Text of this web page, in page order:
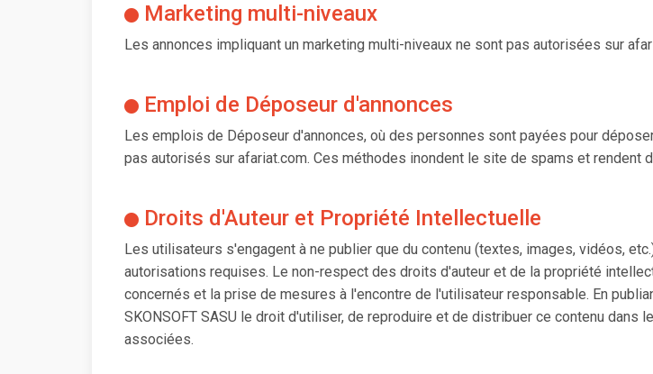
Marketing multi-niveaux
Les annonces impliquant un marketing multi-niveaux ne sont pas autorisées sur
Emploi de Déposeur d'annonces
Les emplois de Déposeur d'annonces, où des personnes sont payées pour
pas autorisés sur afariat.com. Ces méthodes inondent le site de spams et rendent
Droits d'Auteur et Propriété Intellectuelle
Les utilisateurs s'engagent à ne publier que du contenu (textes, images, vidéos,
autorisations requises. Le non-respect des droits d'auteur et de la propriété
concernés et la prise de mesures à l'encontre de l'utilisateur responsable. En
SKONSOFT SASU le droit d'utiliser, de reproduire et de distribuer ce contenu
associées.